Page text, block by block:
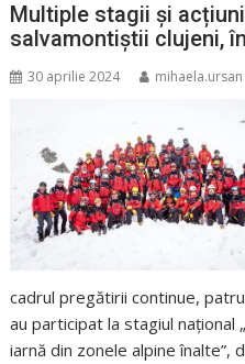
Multiple stagii și
salvamontiștii clujeni,
30 aprilie 2024 mihaela.ursan
cadrul pregătirii continue,
au participat la stagiul național
iarnă din zonele alpine înalte”,